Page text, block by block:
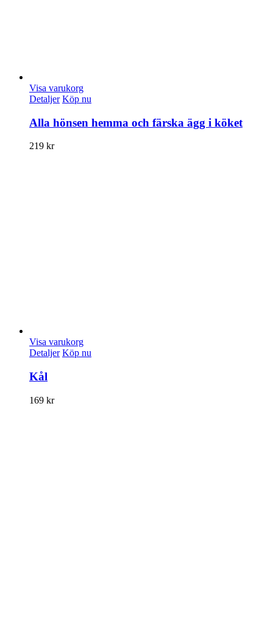
Visa varukorg
Detaljer Köp nu
Alla hönsen hemma och färska ägg i köket
219 kr
Visa varukorg
Detaljer Köp nu
Kål
169 kr